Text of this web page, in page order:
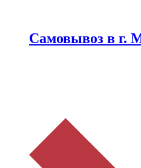
Самовывоз в г.